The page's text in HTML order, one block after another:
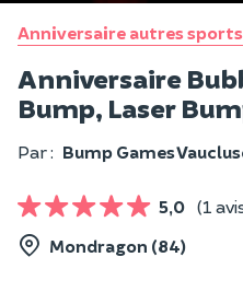
Anniversaire autres sports
Anniversaire
Bump, Laser
Par : Bump Games
5,0 (1
Mondragon (84)